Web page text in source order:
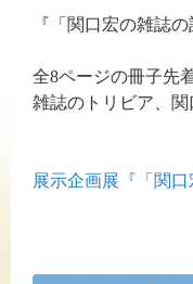
『「関口宏の雑誌
全8ページの冊子先
雑誌のトリビア、
展示企画展『「関口